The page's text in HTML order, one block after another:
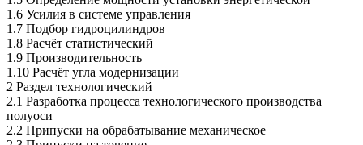
1.6 Усилия в системе управления
1.7 Подбор гидроцилиндров
1.8 Расчёт статистический
1.9 Производительность
1.10 Расчёт угла модернизации
2 Раздел технологический
2.1 Разработка процесса технологического производства
полуоси
2.2 Припуски на обрабатывание механическое